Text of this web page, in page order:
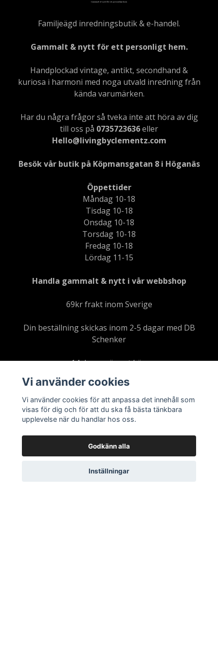
Familjeägd inredningsbutik & e-handel.
Gammalt & nytt för ett personligt hem.
Handplockad vintage, antikt, secondhand &
kuriosa i harmoni med noga utvald inredning från
kända varumärken.
Har du några frågor så tveka inte att höra av dig
till oss på 0735723636eller
Hello@livingbyclementz.com
Besök vår butik på Köpmansgatan 8 i Höganäs
Öppettider
Måndag 10-18
Tisdag 10-18
Onsdag 10-18
Torsdag 10-18
Fredag 10-18
Lördag 11-15
Handla gammalt & nytt i vår webbshop
69kr frakt inom Sverige
Din beställning skickas inom 2-5 dagar med DB
Schenker
14 dagars öppet köp
Läs mer
Ångra ditt köp här
Om oss
Vi använder cookies
Vi använder cookies för att anpassa det innehåll som
visas för dig och för att du ska få bästa tänkbara
upplevelse när du handlar hos oss.
Godkänn alla
Inställningar